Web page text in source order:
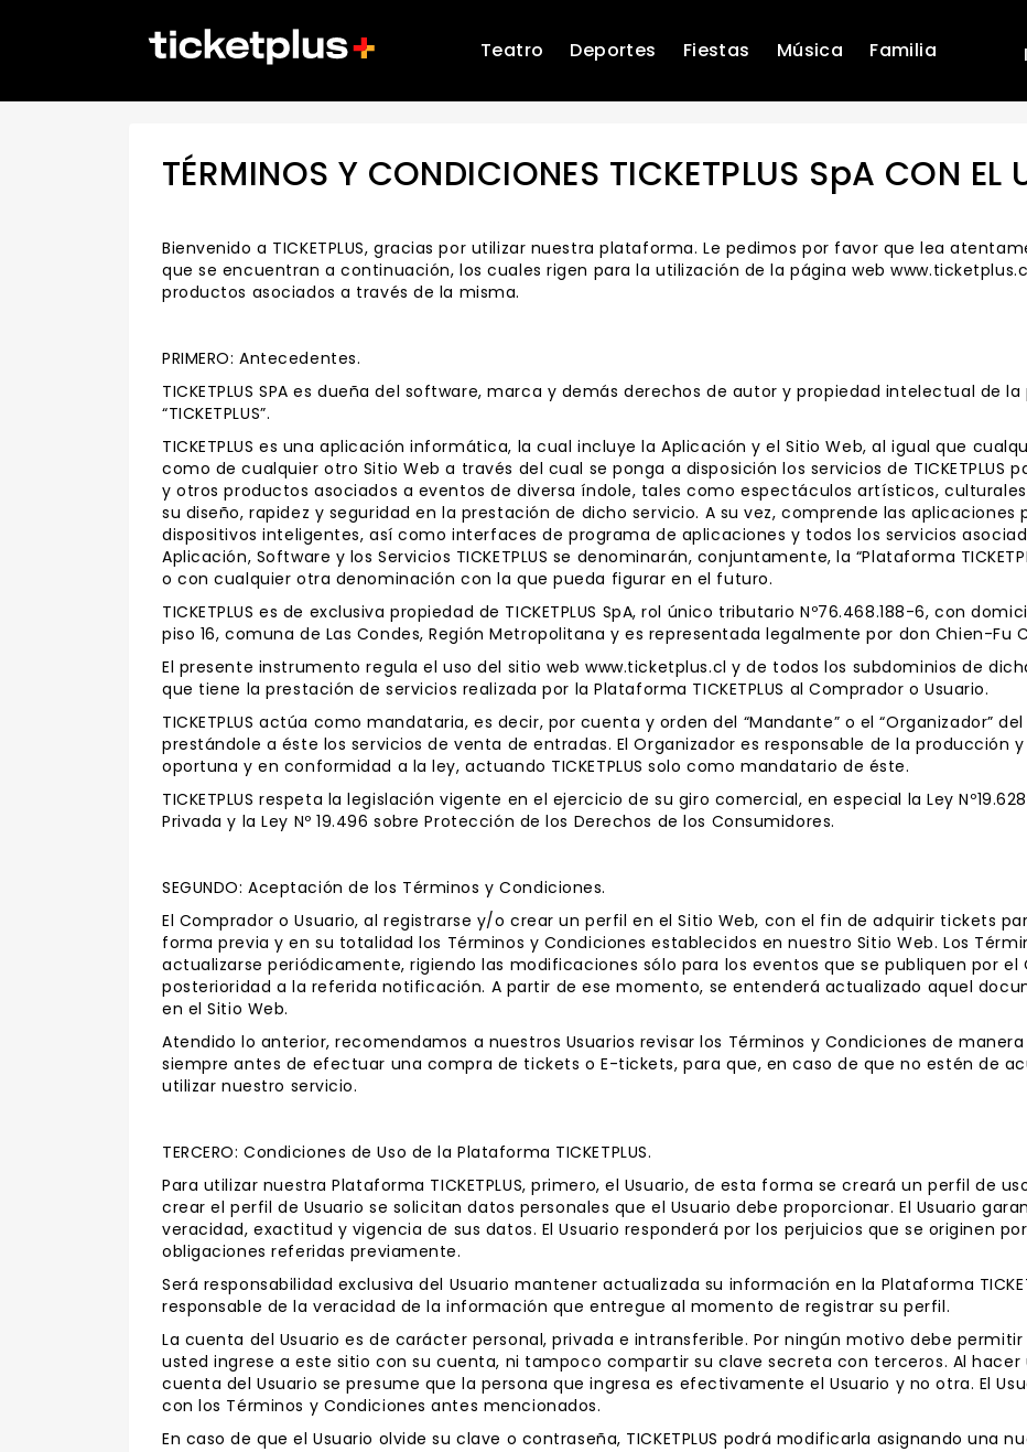
Teatro Deportes Fiestas Música Familia
TÉRMINOS Y CONDICIONES TICKETPLUS SpA CON EL
Bienvenido a TICKETPLUS, gracias por utilizar nuestra plataforma. Le pedimos por favor que lea
que se encuentran a continuación, los cuales rigen para la utilización de la página web
productos asociados a través de la misma.
PRIMERO: Antecedentes.
TICKETPLUS SPA es dueña del software, marca y demás derechos de autor y propiedad intelectual de
“TICKETPLUS”.
TICKETPLUS es una aplicación informática, la cual incluye la Aplicación y el Sitio Web, al igual que
como de cualquier otro Sitio Web a través del cual se ponga a disposición los servicios de TICKETPLUS
y otros productos asociados a eventos de diversa índole, tales como espectáculos artísticos,
su diseño, rapidez y seguridad en la prestación de dicho servicio. A su vez, comprende las
dispositivos inteligentes, así como interfaces de programa de aplicaciones y todos los servicios
Aplicación, Software y los Servicios TICKETPLUS se denominarán, conjuntamente, la “Plataforma
o con cualquier otra denominación con la que pueda figurar en el futuro.
TICKETPLUS es de exclusiva propiedad de TICKETPLUS SpA, rol único tributario Nº76.468.188-6, con
piso 16, comuna de Las Condes, Región Metropolitana y es representada legalmente por don Chien-Fu
El presente instrumento regula el uso del sitio web www.ticketplus.cl y de todos los subdominios de
que tiene la prestación de servicios realizada por la Plataforma TICKETPLUS al Comprador o Usuario.
TICKETPLUS actúa como mandataria, es decir, por cuenta y orden del “Mandante” o el “Organizador”
prestándole a éste los servicios de venta de entradas. El Organizador es responsable de la producción
oportuna y en conformidad a la ley, actuando TICKETPLUS solo como mandatario de éste.
TICKETPLUS respeta la legislación vigente en el ejercicio de su giro comercial, en especial la Ley
Privada y la Ley Nº 19.496 sobre Protección de los Derechos de los Consumidores.
SEGUNDO: Aceptación de los Términos y Condiciones.
El Comprador o Usuario, al registrarse y/o crear un perfil en el Sitio Web, con el fin de adquirir tickets
forma previa y en su totalidad los Términos y Condiciones establecidos en nuestro Sitio Web. Los
actualizarse periódicamente, rigiendo las modificaciones sólo para los eventos que se publiquen por el
posterioridad a la referida notificación. A partir de ese momento, se entenderá actualizado aquel
en el Sitio Web.
Atendido lo anterior, recomendamos a nuestros Usuarios revisar los Términos y Condiciones de
siempre antes de efectuar una compra de tickets o E-tickets, para que, en caso de que no estén de
utilizar nuestro servicio.
TERCERO: Condiciones de Uso de la Plataforma TICKETPLUS.
Para utilizar nuestra Plataforma TICKETPLUS, primero, el Usuario, de esta forma se creará un perfil de
crear el perfil de Usuario se solicitan datos personales que el Usuario debe proporcionar. El Usuario
veracidad, exactitud y vigencia de sus datos. El Usuario responderá por los perjuicios que se originen
obligaciones referidas previamente.
Será responsabilidad exclusiva del Usuario mantener actualizada su información en la Plataforma
responsable de la veracidad de la información que entregue al momento de registrar su perfil.
La cuenta del Usuario es de carácter personal, privada e intransferible. Por ningún motivo debe
usted ingrese a este sitio con su cuenta, ni tampoco compartir su clave secreta con terceros. Al hacer
cuenta del Usuario se presume que la persona que ingresa es efectivamente el Usuario y no otra. El
con los Términos y Condiciones antes mencionados.
En caso de que el Usuario olvide su clave o contraseña, TICKETPLUS podrá modificarla asignando una